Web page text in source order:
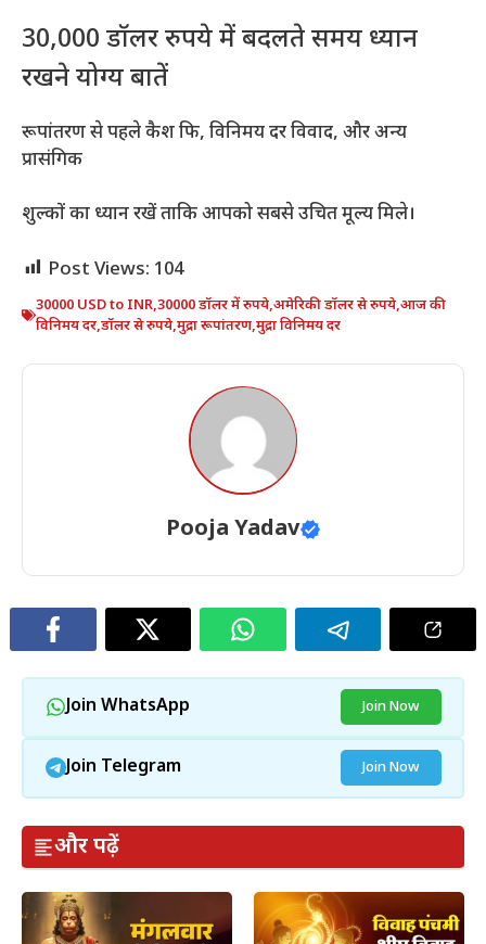
30,000 डॉलर रुपये में बदलते समय ध्यान
रखने योग्य बातें
रूपांतरण से पहले कैश फि, विनिमय दर विवाद, और अन्य
प्रासंगिक
शुल्कों का ध्यान रखें ताकि आपको सबसे उचित मूल्य मिले।
Post Views: 104
30000 USD to INR,30000 डॉलर में रुपये,अमेरिकी डॉलर से रुपये,आज की
विनिमय दर,डॉलर से रुपये,मुद्रा रूपांतरण,मुद्रा विनिमय दर
Pooja Yadav
Join WhatsApp Join Now
Join Telegram Join Now
और पढ़ें